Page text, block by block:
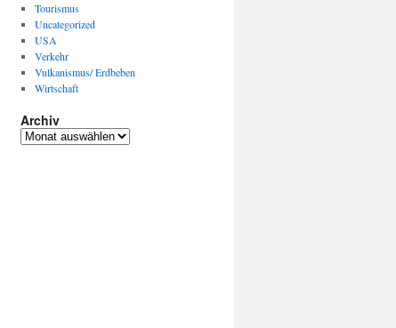
Tourismus
Uncategorized
USA
Verkehr
Vulkanismus/ Erdbeben
Wirtschaft
Archiv
Archiv